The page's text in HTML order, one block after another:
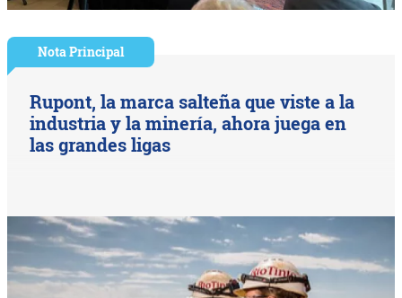
Nota Principal
Rupont, la marca salteña que viste a la
industria y la minería, ahora juega en
las grandes ligas